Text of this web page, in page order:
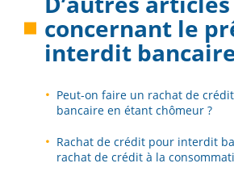
concernant le
interdit
Peut-on faire un rachat de
bancaire en étant chômeur ?
Rachat de crédit pour interdit
rachat de crédit à la